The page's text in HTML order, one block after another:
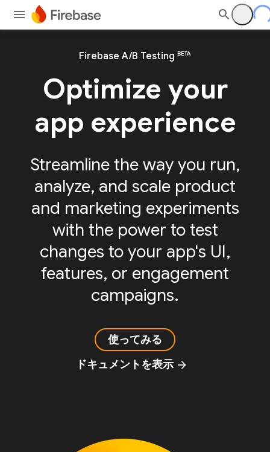
Firebase A/B Testing BETA
Optimize your
app experience
Streamline the way you run,
analyze, and scale product
and marketing experiments
with the power to test
changes to your app's UI,
features, or engagement
campaigns.
使ってみる
ドキュメントを表示 arrow_forward